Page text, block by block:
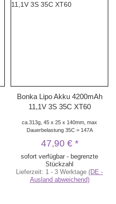
Bonka Lipo Akku 4200mAh
11,1V 3S 35C XT60
ca.313g, 45 x 25 x 140mm, max
Dauerbelastung 35C = 147A
47,90 € *
sofort verfügbar - begrenzte
Stückzahl
Lieferzeit: 1 - 3 Werktage(DE -
Ausland abweichend)